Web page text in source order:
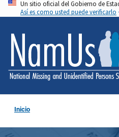
Pasar
al
contenido
principal
Un sitio oficial del Gobierno de
Así es como usted puede verificarlo
Inicio